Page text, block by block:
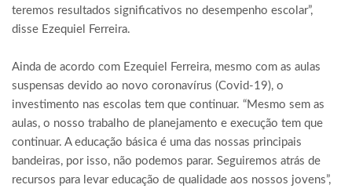
teremos resultados significativos no desempenho escolar”,
disse Ezequiel Ferreira.
Ainda de acordo com Ezequiel Ferreira, mesmo com as aulas
suspensas devido ao novo coronavírus (Covid-19), o
investimento nas escolas tem que continuar. “Mesmo sem as
aulas, o nosso trabalho de planejamento e execução tem que
continuar. A educação básica é uma das nossas principais
bandeiras, por isso, não podemos parar. Seguiremos atrás de
recursos para levar educação de qualidade aos nossos jovens”,